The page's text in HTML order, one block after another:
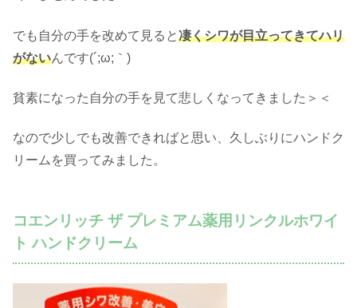
でも自分の手を改めて見ると凄くシワが目立ってきてハリ
がないんです(´;ω;｀)
貧素になった自分の手を見て悲しくなってきました＞＜
なので少しでも改善できればと思い、久しぶりにハンドク
リームを買ってみました。
コエンリッチ ザ プレミアム薬用リンクルホワイ
ト ハンドクリーム